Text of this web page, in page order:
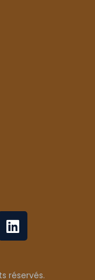
réservés.